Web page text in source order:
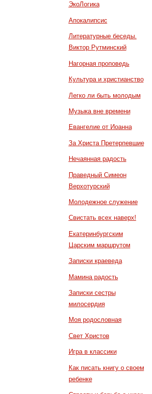
ЭкоЛогика
Апокалипсис
Литературные беседы.
Виктор Рутминский
Нагорная проповедь
Культура и христианство
Легко ли быть молодым
Музыка вне времени
Евангелие от Иоанна
За Христа Претерпевшие
Нечаянная радость
Праведный Симеон
Верхотурский
Молодежное служение
Свистать всех наверх!
Екатеринбургским
Царским маршрутом
Записки краеведа
Мамина радость
Записки сестры
милосердия
Моя родословная
Свет Христов
Игра в классики
Как писать книгу о своем
ребенке